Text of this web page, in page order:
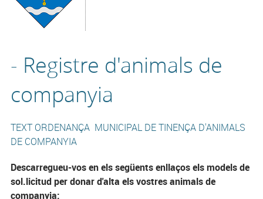
- Registre d'animals de
companyia
TEXT ORDENANÇA MUNICIPAL DE TINENÇA D'ANIMALS
DE COMPANYIA
Descarregueu-vos en els següents enllaços els models de
sol.licitud per donar d'alta els vostres animals de
companyia: